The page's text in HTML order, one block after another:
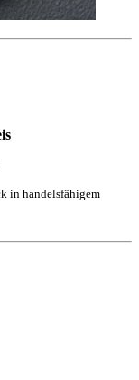
in handelsfähigem